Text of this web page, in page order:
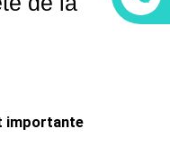
importante